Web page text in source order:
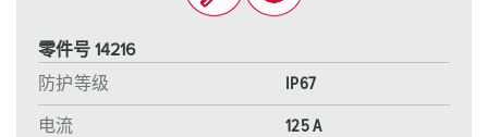
零件号 14216
防护等级
IP67
电流 125 A